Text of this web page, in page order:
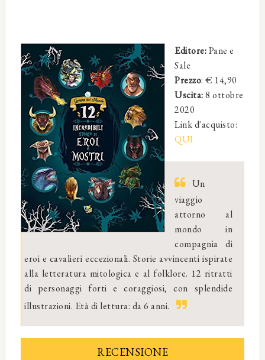
Editore:Pane e
Sale
Prezzo: € 14,90
Uscita:8 ottobre
2020
Link d'acquisto:
QUI
Un
viaggio
attorno al
mondo in
compagnia di
eroi e cavalieri eccezionali. Storie avvincenti ispirate
alla letteratura mitologica e al folklore. 12 ritratti
di personaggi forti e coraggiosi, con splendide
illustrazioni. Età di lettura: da 6 anni.
RECENSIONE